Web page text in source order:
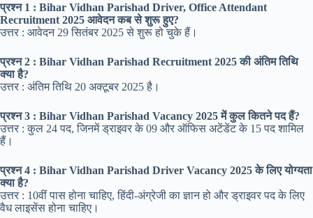
प्रश्न 1 : Bihar Vidhan Parishad Driver, Office Attendant
Recruitment 2025 आवेदन कब से शुरू हुए?
उत्तर : आवेदन 29 सितंबर 2025 से शुरू हो चुके हैं।
प्रश्न 2 : Bihar Vidhan Parishad Recruitment 2025 की अंतिम तिथि
क्या है?
उत्तर : अंतिम तिथि 20 अक्टूबर 2025 है।
प्रश्न 3 : Bihar Vidhan Parishad Vacancy 2025 में कुल कितने पद हैं?
उत्तर : कुल 24 पद, जिनमें ड्राइवर के 09 और ऑफिस अटेंडेंट के 15 पद शामिल
हैं।
प्रश्न 4 : Bihar Vidhan Parishad Driver Vacancy 2025 के लिए योग्यता
क्या है?
उत्तर : 10वीं पास होना चाहिए, हिंदी-अंग्रेजी का ज्ञान हो और ड्राइवर पद के लिए
वैध लाइसेंस होना चाहिए।